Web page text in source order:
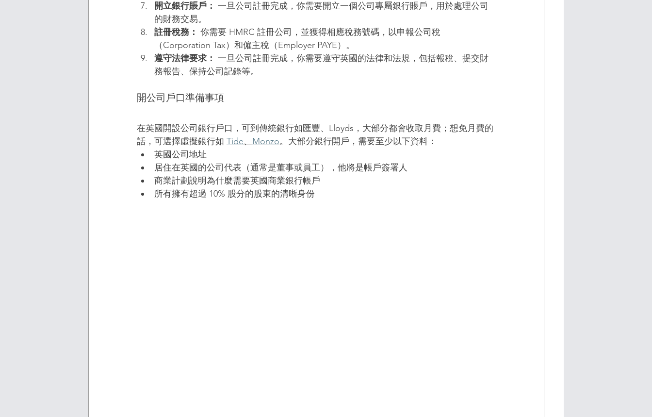
開立銀行賬戶： 一旦公司註冊完成，你需要開立一個公司專屬銀行賬戶，用於處理公司
的財務交易。
註冊稅務： 你需要 HMRC 註冊公司，並獲得相應稅務號碼，以申報公司稅
（Corporation Tax）和僱主稅（Employer PAYE）。
遵守法律要求： 一旦公司註冊完成，你需要遵守英國的法律和法規，包括報稅、提交財
務報告、保持公司記錄等。
開公司戶口準備事項
在英國開設公司銀行戶口，可到傳統銀行如匯豐、Lloyds，大部分都會收取月費；想免月費的
話，可選擇虛擬銀行如 Tide、 Monzo。大部分銀行開戶，需要至少以下資料：
英國公司地址
居住在英國的公司代表（通常是董事或員工），他將是帳戶簽署人
商業計劃說明為什麼需要英國商業銀行帳戶
所有擁有超過 10% 股分的股東的清晰身份